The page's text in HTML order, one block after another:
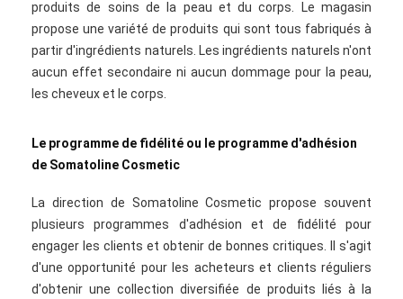
produits de soins de la peau et du corps. Le magasin
propose une variété de produits qui sont tous fabriqués à
partir d'ingrédients naturels. Les ingrédients naturels n'ont
aucun effet secondaire ni aucun dommage pour la peau,
les cheveux et le corps.
Le programme de fidélité ou le programme d'adhésion
de Somatoline Cosmetic
La direction de Somatoline Cosmetic propose souvent
plusieurs programmes d'adhésion et de fidélité pour
engager les clients et obtenir de bonnes critiques. Il s'agit
d'une opportunité pour les acheteurs et clients réguliers
d'obtenir une collection diversifiée de produits liés à la